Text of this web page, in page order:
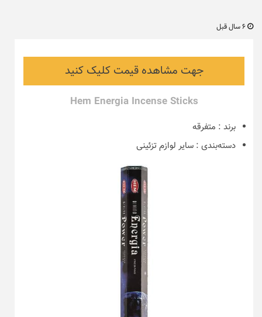
جهت مشاهده قیمت کلیک کنید
Hem Energia Incense Sticks
برند : متفرقه
دسته‌بندی : سایر لوازم تزئینی